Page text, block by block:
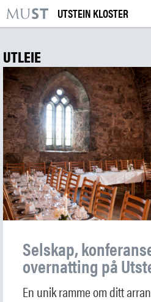
KR
M
NO|ENG
UTSTEIN KLOSTER
UTLEIE
Selskap,
overnatting på
En unik ramme om ditt